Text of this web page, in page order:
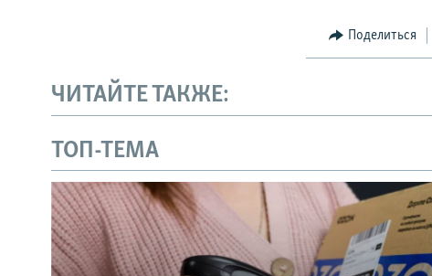
Поделиться
ЧИТАЙТЕ ТАКЖЕ:
ТОП-ТЕМА